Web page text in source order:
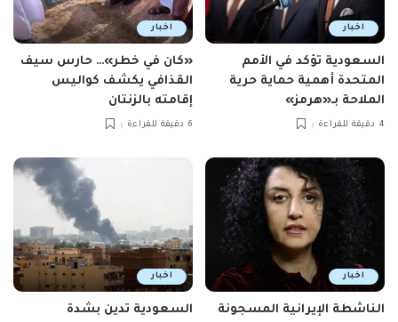
اخبار
السعودية تؤكد في الأمم
المتحدة أهمية حماية حرية
الملاحة بـ«هرمز»
4 دقيقة للقراءة
اخبار
«كان في خطر»… حارس سيف
القذافي يكشف كواليس
إقامته بالزنتان
6 دقيقة للقراءة
اخبار
الناشطة الإيرانية المسجونة
اخبار
السعودية تدين بشدة